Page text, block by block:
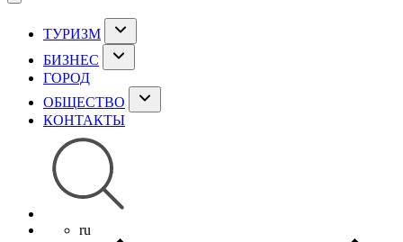
ТУРИЗМ
БИЗНЕС
ГОРОД
ОБЩЕСТВО
КОНТАКТЫ
ru